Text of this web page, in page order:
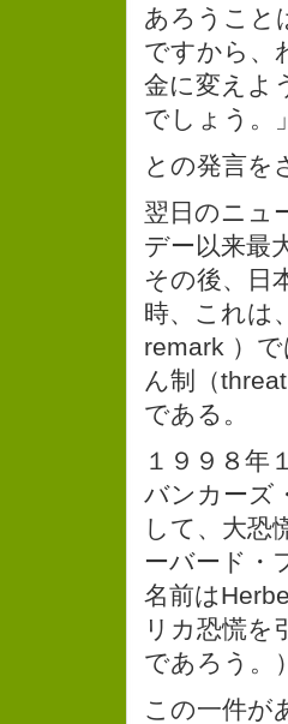
あろうこと
ですから、
金に変えよ
でしょう。」
との発言を
翌日のニュ
デー以来最
その後、日
時、これは
remark ）
ん制（
である。
１９９８年
バンカーズ
して、大恐
ーバード・
名前は
リカ恐慌を
であろう。
この一件が